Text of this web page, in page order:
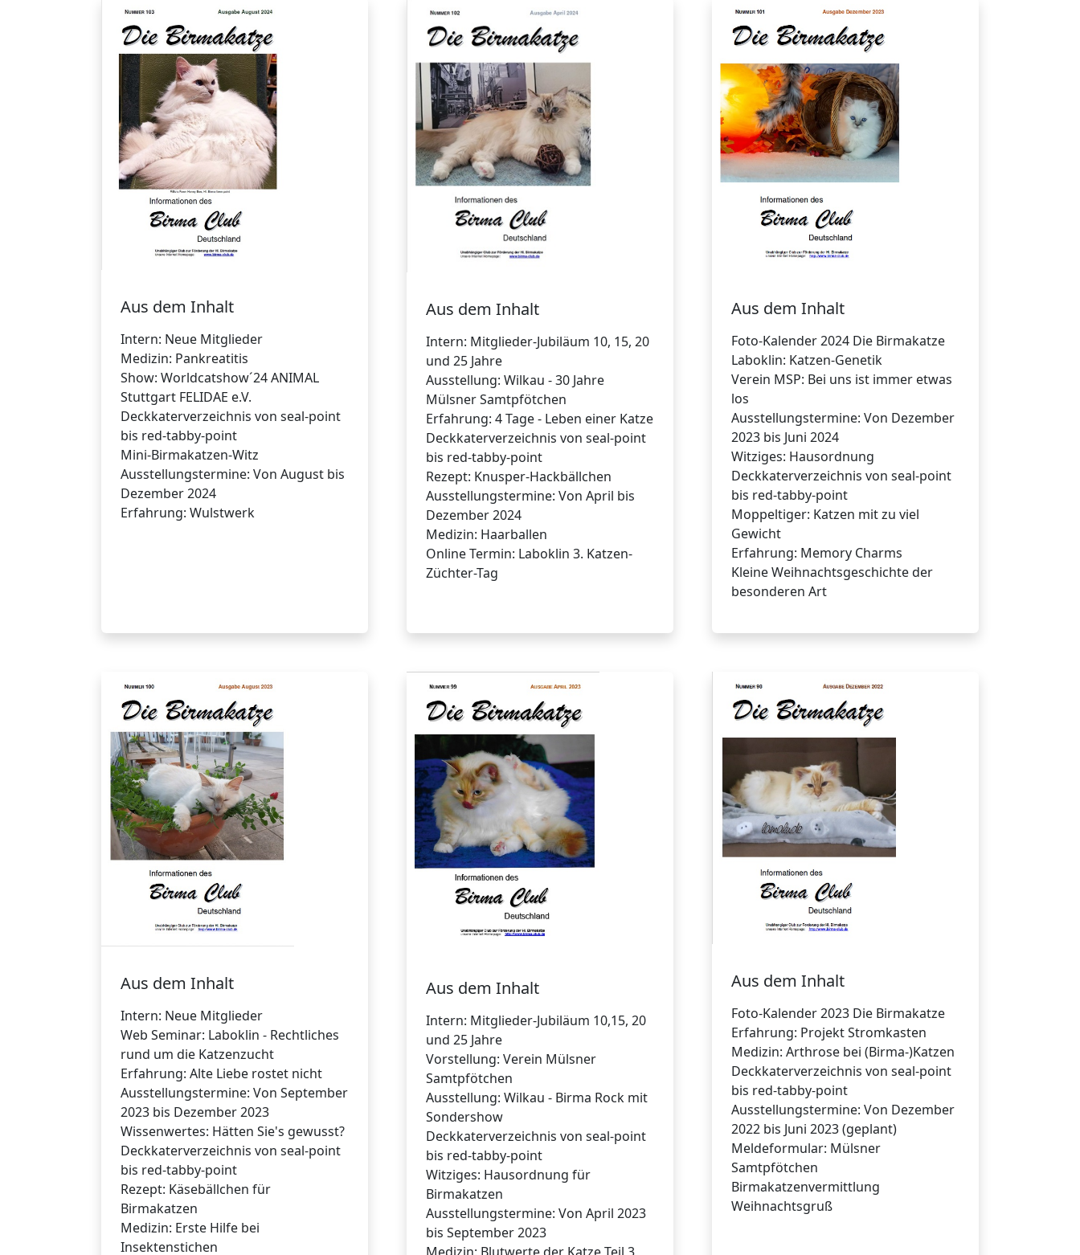
Aus dem Inhalt
Intern: Neue Mitglieder
Medizin: Pankreatitis
Show: Worldcatshow´24 ANIMAL
Stuttgart FELIDAE e.V.
Deckkaterverzeichnis von seal-point
bis red-tabby-point
Mini-Birmakatzen-Witz
Ausstellungstermine: Von August bis
Dezember 2024
Erfahrung: Wulstwerk
Aus dem Inhalt
Intern: Mitglieder-Jubiläum 10, 15, 20
und 25 Jahre
Ausstellung: Wilkau - 30 Jahre
Mülsner Samtpfötchen
Erfahrung: 4 Tage - Leben einer Katze
Deckkaterverzeichnis von seal-point
bis red-tabby-point
Rezept: Knusper-Hackbällchen
Ausstellungstermine: Von April bis
Dezember 2024
Medizin: Haarballen
Online Termin: Laboklin 3. Katzen-
Züchter-Tag
Aus dem Inhalt
Foto-Kalender 2024 Die Birmakatze
Laboklin: Katzen-Genetik
Verein MSP: Bei uns ist immer etwas
los
Ausstellungstermine: Von Dezember
2023 bis Juni 2024
Witziges: Hausordnung
Deckkaterverzeichnis von seal-point
bis red-tabby-point
Moppeltiger: Katzen mit zu viel
Gewicht
Erfahrung: Memory Charms
Kleine Weihnachtsgeschichte der
besonderen Art
Aus dem Inhalt
Intern: Neue Mitglieder
Web Seminar: Laboklin - Rechtliches
rund um die Katzenzucht
Erfahrung: Alte Liebe rostet nicht
Ausstellungstermine: Von September
2023 bis Dezember 2023
Wissenwertes: Hätten Sie's gewusst?
Deckkaterverzeichnis von seal-point
bis red-tabby-point
Rezept: Käsebällchen für
Birmakatzen
Medizin: Erste Hilfe bei
Insektenstichen
Aus dem Inhalt
Intern: Mitglieder-Jubiläum 10,15, 20
und 25 Jahre
Vorstellung: Verein Mülsner
Samtpfötchen
Ausstellung: Wilkau - Birma Rock mit
Sondershow
Deckkaterverzeichnis von seal-point
bis red-tabby-point
Witziges: Hausordnung für
Birmakatzen
Ausstellungstermine: Von April 2023
bis September 2023
Aus dem Inhalt
Foto-Kalender 2023 Die Birmakatze
Erfahrung: Projekt Stromkasten
Medizin: Arthrose bei (Birma-)Katzen
Deckkaterverzeichnis von seal-point
bis red-tabby-point
Ausstellungstermine: Von Dezember
2022 bis Juni 2023 (geplant)
Meldeformular: Mülsner
Samtpfötchen
Birmakatzenvermittlung
Weihnachtsgruß